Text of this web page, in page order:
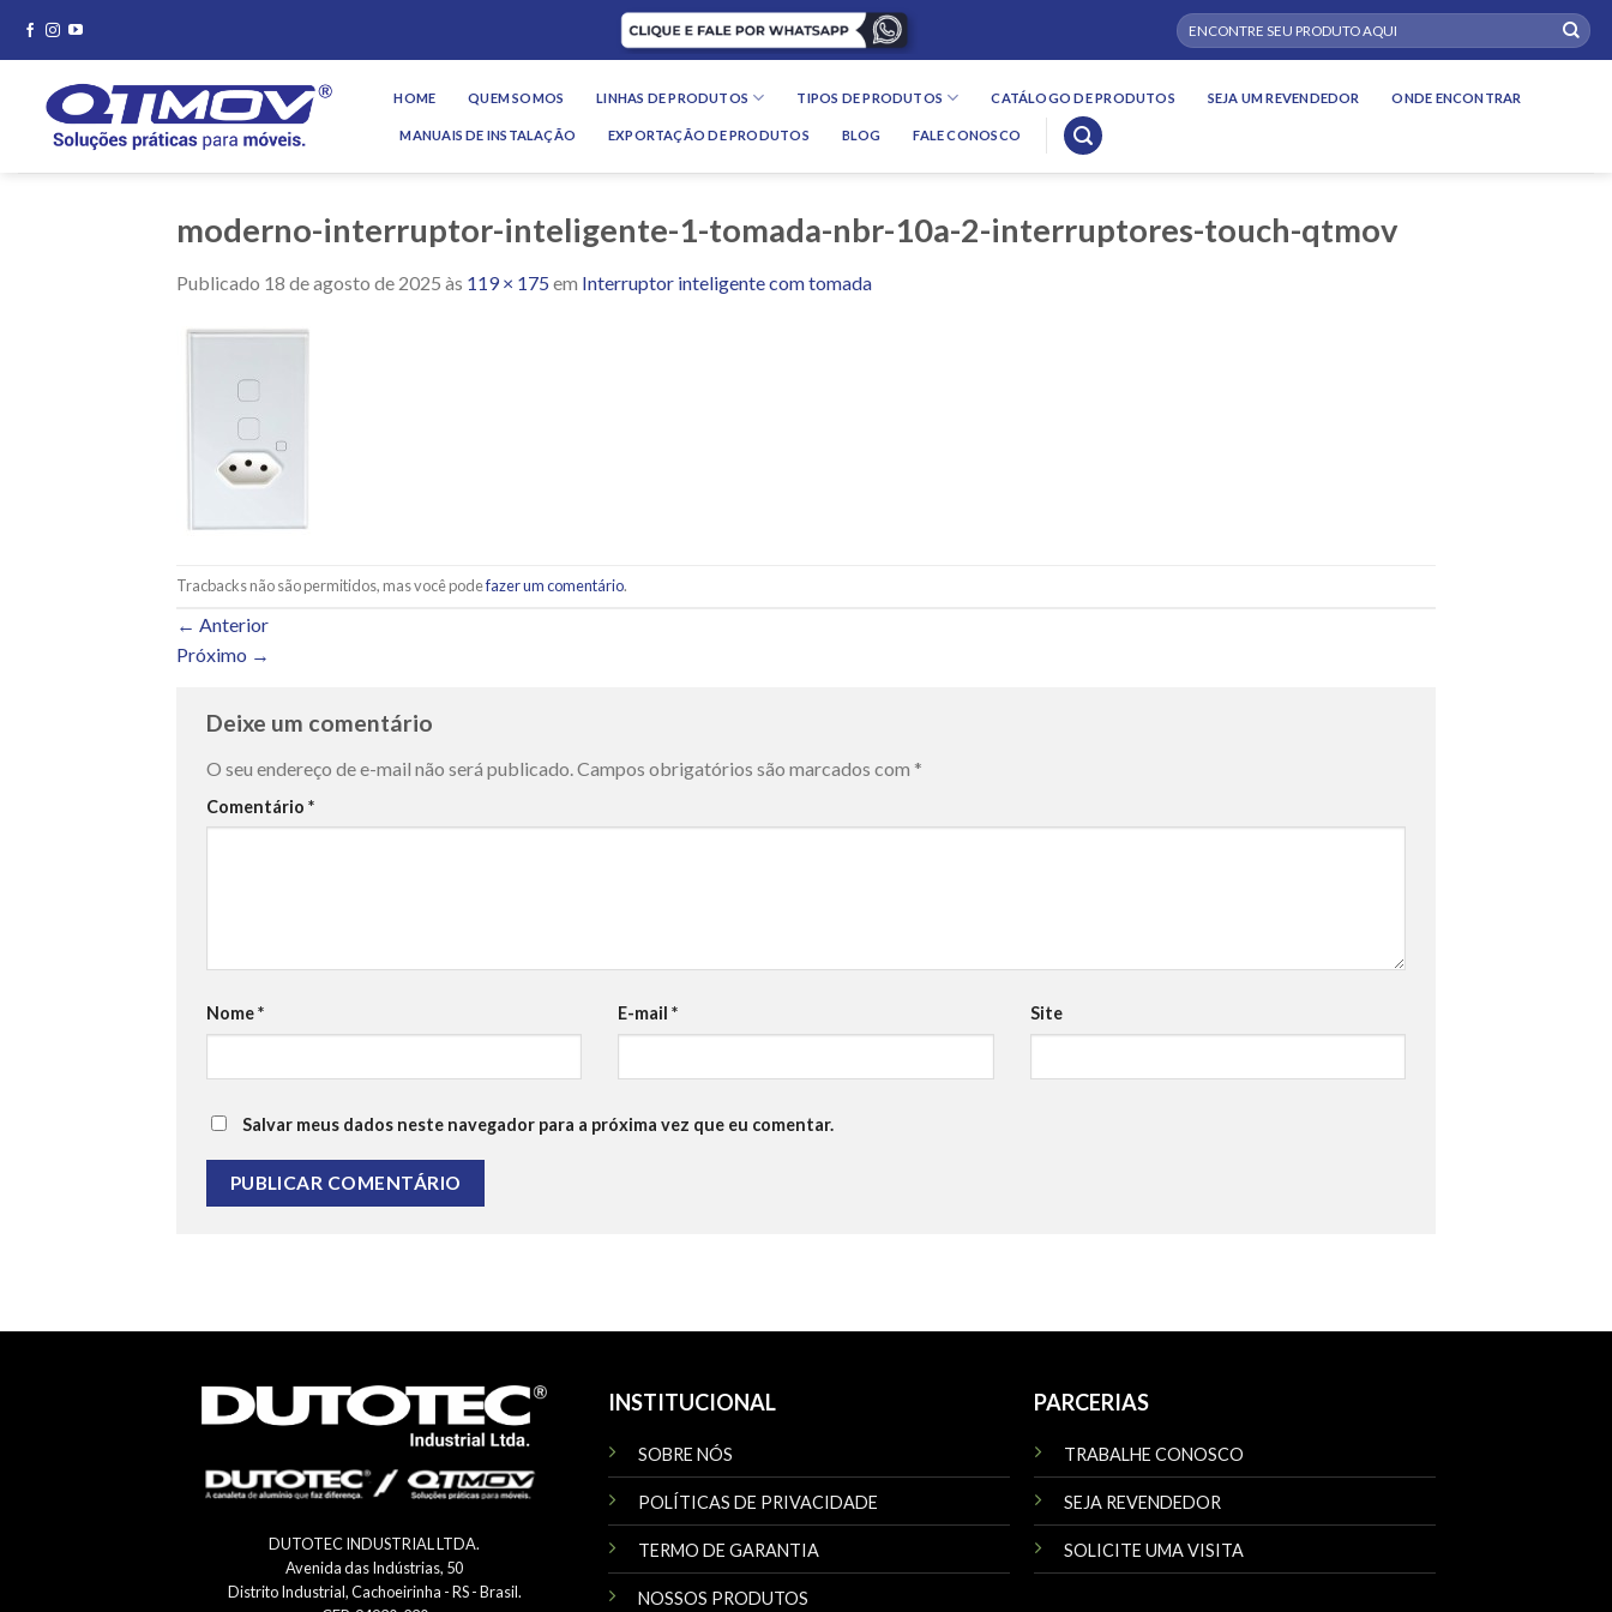
Pesquisar
por:
HOME QUEM SOMOS LINHAS DE PRODUTOS TIPOS DE PRODUTOS CATÁLOGO DE PRODUTOS SEJA UM REVENDEDOR ONDE ENCONTRAR
MANUAIS DE INSTALAÇÃO EXPORTAÇÃO DE PRODUTOS BLOG FALE CONOSCO
moderno-interruptor-inteligente-1-tomada-nbr-10a-2-interruptores-touch-qtmov
Publicado 18 de agosto de 2025 às 119 × 175 em Interruptor inteligente com tomada
Tracbacks não são permitidos, mas você podefazer um comentário.
← Anterior
Próximo →
Deixe um comentário
O seu endereço de e-mail não será publicado. Campos obrigatórios são marcados com *
Comentário *
Nome* E-mail* Site
Salvar meus dados neste navegador para a próxima vez que eu comentar.
DUTOTEC INDUSTRIAL LTDA.
Avenida das Indústrias, 50
Distrito Industrial, Cachoeirinha - RS - Brasil.
INSTITUCIONAL
SOBRE NÓS
POLÍTICAS DE PRIVACIDADE
TERMO DE GARANTIA
NOSSOS PRODUTOS
PARCERIAS
TRABALHE CONOSCO
SEJA REVENDEDOR
SOLICITE UMA VISITA